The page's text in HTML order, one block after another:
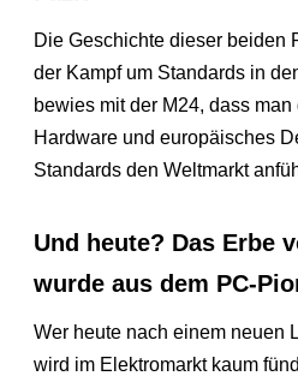
Die Geschichte dieser beiden
der Kampf um Standards in
bewies mit der M24, dass
Hardware und europäisches
Standards den Weltmarkt
Und heute? Das Erbe
wurde aus dem PC-
Wer heute nach einem neuen
wird im Elektromarkt kaum